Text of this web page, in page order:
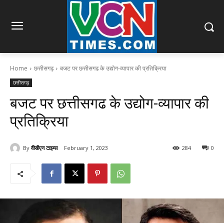
Home छत्तीसगढ़ बजट पर छत्तीसगढ के उद्योग-व्यापार की प्रतिक्रिया
छत्तीसगढ़
बजट पर छत्तीसगढ के उद्योग-व्यापार की
प्रतिक्रिया
By वीसीएन टाइम्स February 1, 2023 0
284